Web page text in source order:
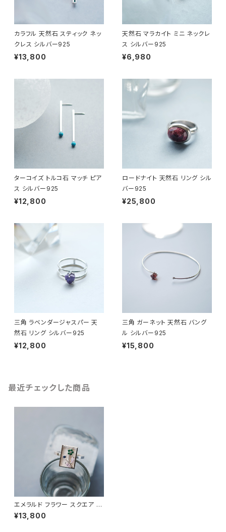
カラフル 天然石 スティック ネッ
クレス シルバー925
¥13,800
天然石 マラカイト ミニ ネックレ
ス シルバー925
¥6,980
ターコイズ トルコ石 マッチ ピア
ス シルバー925
¥12,800
ロードナイト 天然石 リング シル
バー925
¥25,800
三角 ラベンダージャスパー 天
然石 リング シルバー925
¥12,800
三角 ガーネット 天然石 バング
ル シルバー925
¥15,800
最近チェックした商品
エメラルド フラワー スクエア フ
レーム リング シルバー925
¥13,800